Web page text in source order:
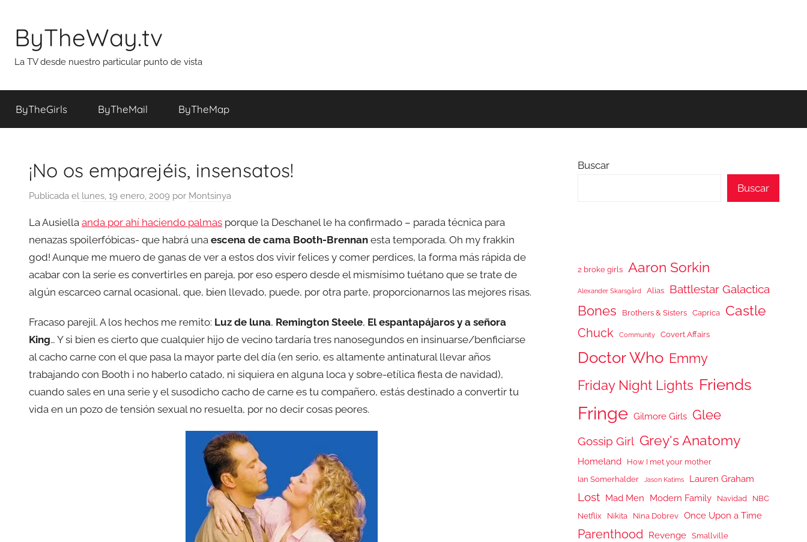
contenido
ByTheWay.tv
La TV desde nuestro particular punto de vista
ByTheGirls ByTheMail ByTheMap
¡No os emparejéis, insensatos!
Publicada el lunes, 19 enero, 2009 por Montsinya
La Ausiella anda por ahí haciendo palmas porque la Deschanel le ha confirmado – parada técnica para
nenazas spoilerfóbicas- que habrá una escena de cama Booth-Brennan esta temporada. Oh my frakkin
god! Aunque me muero de ganas de ver a estos dos vivir felices y comer perdices, la forma más rápida de
acabar con la serie es convertirles en pareja, por eso espero desde el mismísimo tuétano que se trate de
algún escarceo carnal ocasional, que, bien llevado, puede, por otra parte, proporcionarnos las mejores risas.
Fracaso parejil. A los hechos me remito: Luz de luna, Remington Steele, El espantapájaros y a señora
King… Y si bien es cierto que cualquier hijo de vecino tardaría tres nanosegundos en insinuarse/benficiarse
al cacho carne con el que pasa la mayor parte del día (en serio, es altamente antinatural llevar años
trabajando con Booth i no haberlo catado, ni siquiera en alguna loca y sobre-etílica fiesta de navidad),
cuando sales en una serie y el susodicho cacho de carne es tu compañero, estás destinado a convertir tu
vida en un pozo de tensión sexual no resuelta, por no decir cosas peores.
Buscar
Buscar
2 broke girls Aaron Sorkin
Alexander Skarsgård Alias Battlestar Galactica
Bones Brothers & Sisters Caprica Castle
Chuck Community Covert Affairs
Doctor Who Emmy
Friday Night Lights Friends
Fringe Gilmore Girls Glee
Gossip Girl Grey's Anatomy
Homeland
How I met your mother
Ian Somerhalder
Jason Katims Lauren Graham
Lost Mad Men Modern Family Navidad
NBC
Netflix
Nikita Nina Dobrev Once Upon a Time
Parenthood Revenge Smallville